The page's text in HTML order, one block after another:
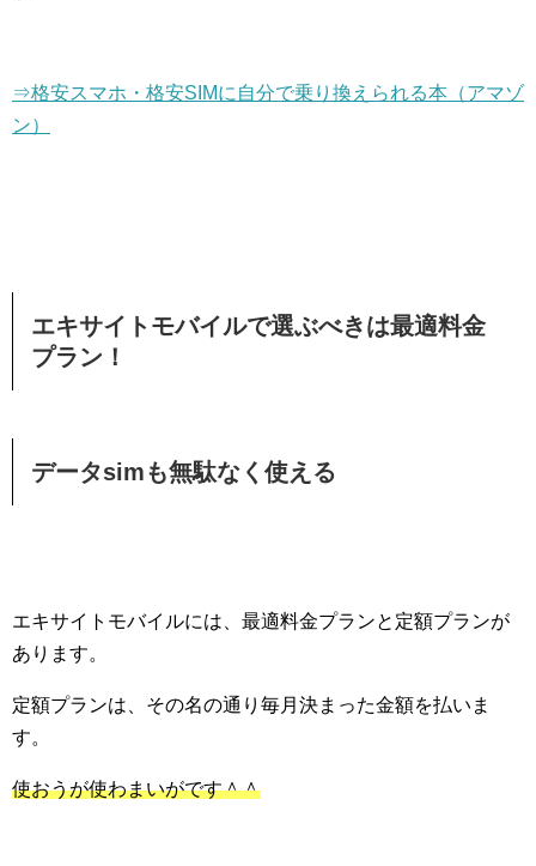
⇒格安スマホ・格安SIMに自分で乗り換えられる本（アマゾ
ン）
エキサイトモバイルで選ぶべきは最適料金
プラン！
データsimも無駄なく使える
エキサイトモバイルには、最適料金プランと定額プランが
あります。
定額プランは、その名の通り毎月決まった金額を払いま
す。
使おうが使わまいがです＾＾